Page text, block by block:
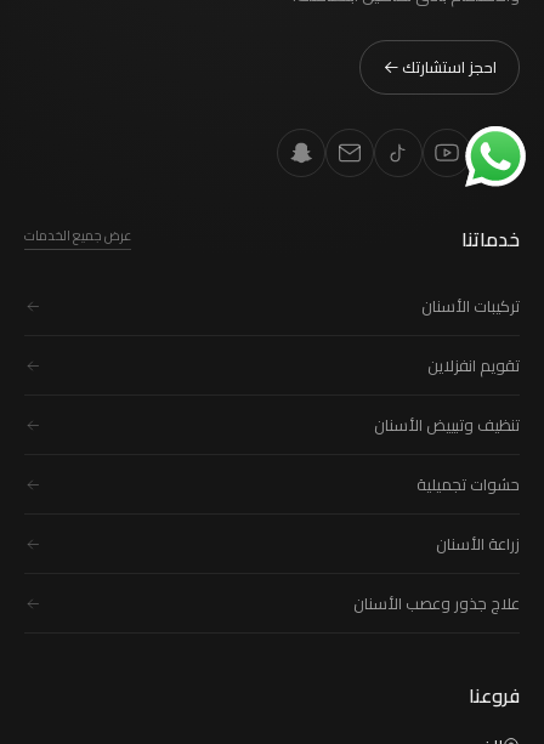
احجز استشارتك
خدماتنا عرض جميع الخدمات
تركيبات الأسنان
تقويم انفزلاين
تنظيف وتبييض الأسنان
حشوات تجميلية
زراعة الأسنان
علاج جذور وعصب الأسنان
فروعنا